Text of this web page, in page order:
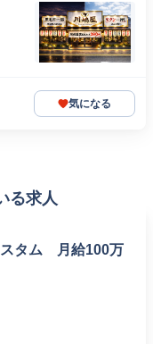
気になる
る求人
タム 月給100万